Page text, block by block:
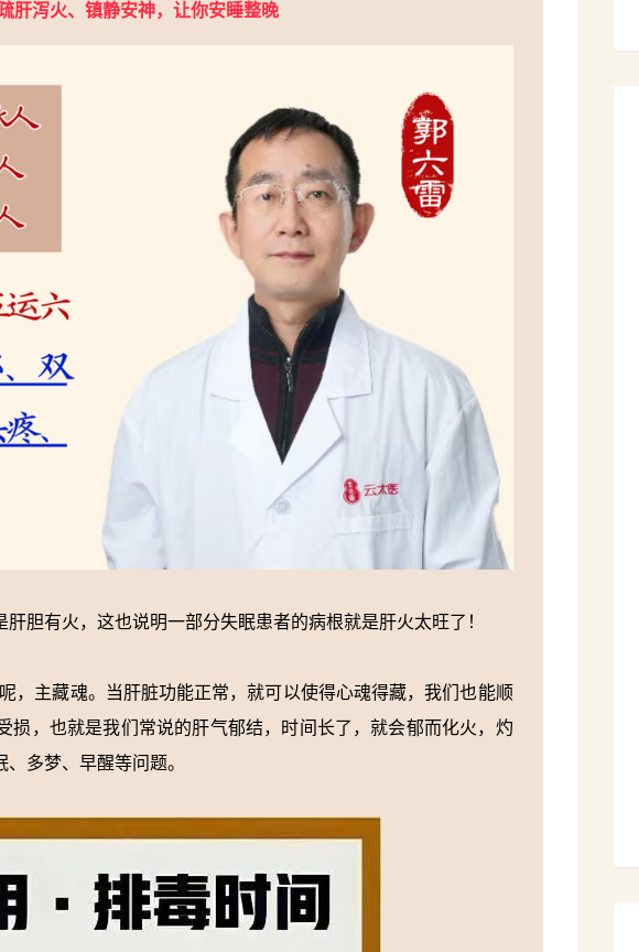
肝泻火、镇静安神，让你安睡整晚
胆有火，这也说明一部分失眠患者的病根就是肝火太旺了！
，主藏魂。当肝脏功能正常，就可以使得心魂得藏，我们也能顺
损，也就是我们常说的肝气郁结，时间长了，就会郁而化火，灼
多梦、早醒等问题。